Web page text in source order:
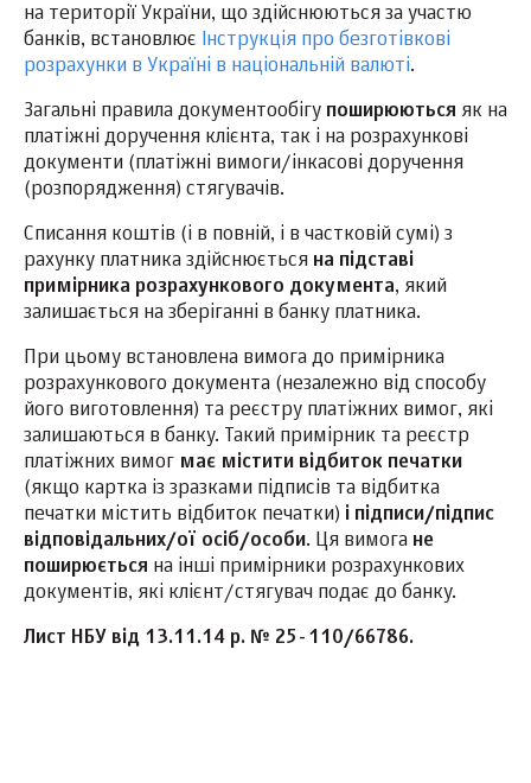
на території України, що здійснюються за участю
банків, встановлює
Інструкція про безготівкові
розрахунки в Україні в національній валюті.
Загальні правила документообігу поширюються як на
платіжні доручення клієнта, так і на розрахункові
документи (платіжні вимоги/інкасові доручення
(розпорядження) стягувачів.
Списання коштів (і в повній, і в частковій сумі) з
рахунку платника здійснюється на підставі
примірника розрахункового документа, який
залишається на зберіганні в банку платника.
При цьому встановлена вимога до примірника
розрахункового документа (незалежно від способу
його виготовлення) та реєстру платіжних вимог, які
залишаються в банку. Такий примірник та реєстр
платіжних вимог має містити відбиток печатки
(якщо картка із зразками підписів та відбитка
печатки містить відбиток печатки) і підписи/підпис
відповідальних/ої осіб/особи. Ця вимога не
поширюється на інші примірники розрахункових
документів, які клієнт/стягувач подає до банку.
Лист НБУ від 13.11.14 р. № 25-110/66786.